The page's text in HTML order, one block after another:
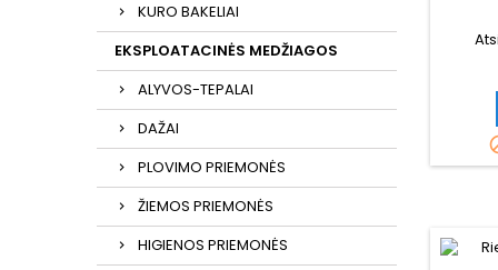
KURO BAKELIAI
EKSPLOATACINĖS MEDŽIAGOS
ALYVOS-TEPALAI
DAŽAI
PLOVIMO PRIEMONĖS
ŽIEMOS PRIEMONĖS
HIGIENOS PRIEMONĖS